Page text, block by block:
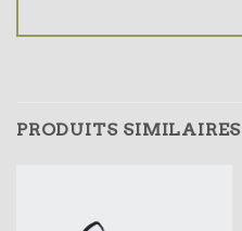
PRODUITS SIMILAIRES